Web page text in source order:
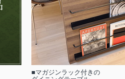
■マガジンラック付きの